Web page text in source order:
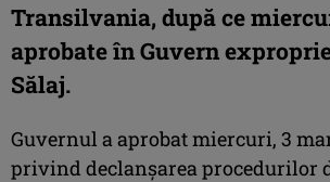
Transilvania, după ce
aprobate în Guvern
Sălaj.
Guvernul a aprobat miercuri, 3
privind declanșarea procedurilor